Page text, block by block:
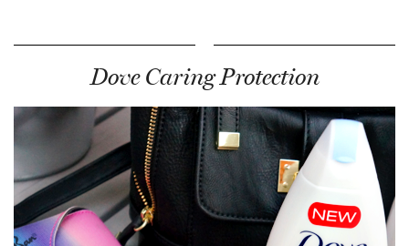
Dove Caring Protection